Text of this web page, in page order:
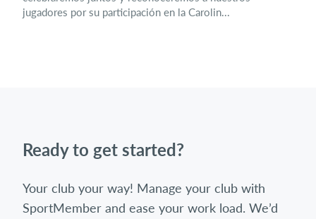
jugadores por su participación en la Carolin...
Ready to get started?
Your club your way! Manage your club with
SportMember and ease your work load. We’d